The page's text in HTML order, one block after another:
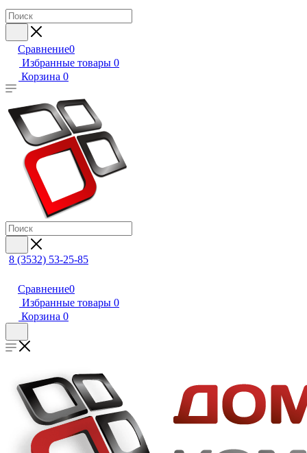
Сравнение0
Избранные товары 0
Корзина 0
8 (3532) 53-25-85
Сравнение0
Избранные товары 0
Корзина 0